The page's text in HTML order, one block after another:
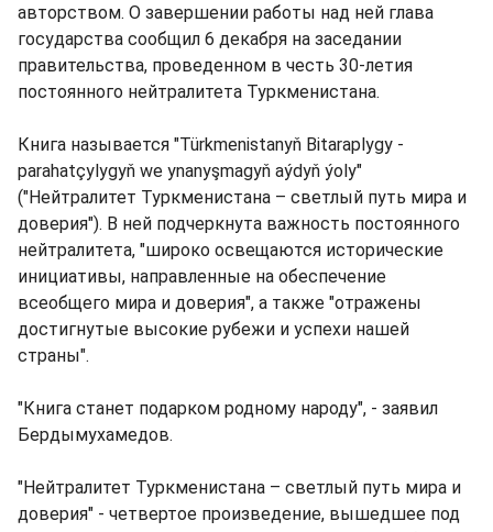
авторством. О завершении работы над ней глава
государства сообщил 6 декабря на заседании
правительства, проведенном в честь 30-летия
постоянного нейтралитета Туркменистана.
Книга называется "Türkmenistanyň Bitaraplygy -
parahatçylygyň we ynanyşmagyň aýdyň ýoly"
("Нейтралитет Туркменистана – светлый путь мира и
доверия"). В ней подчеркнута важность постоянного
нейтралитета, "широко освещаются исторические
инициативы, направленные на обеспечение
всеобщего мира и доверия", а также "отражены
достигнутые высокие рубежи и успехи нашей
страны".
"Книга станет подарком родному народу", - заявил
Бердымухамедов.
"Нейтралитет Туркменистана – светлый путь мира и
доверия" - четвертое произведение, вышедшее под